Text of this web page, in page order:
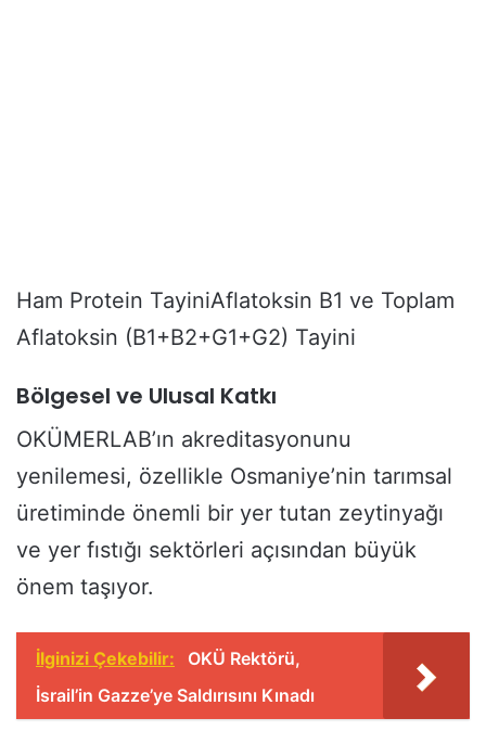
Ham Protein TayiniAflatoksin B1 ve Toplam
Aflatoksin (B1+B2+G1+G2) Tayini
Bölgesel ve Ulusal Katkı
OKÜMERLAB’ın akreditasyonunu
yenilemesi, özellikle Osmaniye’nin tarımsal
üretiminde önemli bir yer tutan zeytinyağı
ve yer fıstığı sektörleri açısından büyük
önem taşıyor.
İlginizi Çekebilir:
OKÜ Rektörü,
İsrail’in Gazze’ye Saldırısını Kınadı